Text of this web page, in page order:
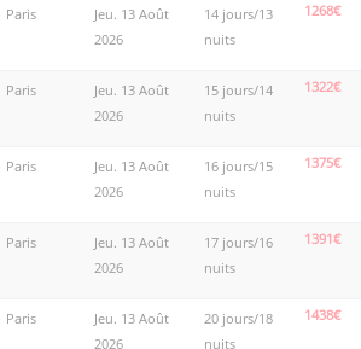
Paris
Jeu. 13 Août
2026
14 jours/13
nuits
1268€
Paris
Jeu. 13 Août
2026
15 jours/14
nuits
1322€
Paris
Jeu. 13 Août
2026
16 jours/15
nuits
1375€
Paris
Jeu. 13 Août
2026
17 jours/16
nuits
1391€
Paris
Jeu. 13 Août
2026
20 jours/18
nuits
1438€